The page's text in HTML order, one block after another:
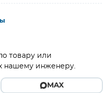
товару или
нашему инженеру.
MAX